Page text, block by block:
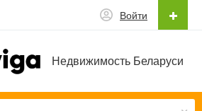
Недвижимость Беларуси
Войти